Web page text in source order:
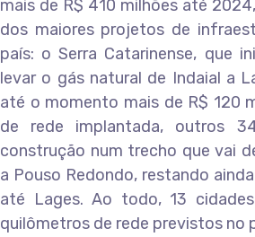
mais de R$ 410 milhões até
dos maiores projetos de
país: o Serra Catarinense, que
levar o gás natural de Indaial a
até o momento mais de R$ 120
de rede implantada, outros
construção num trecho que vai
a Pouso Redondo, restando
até Lages. Ao todo, 13
quilômetros de rede previstos no